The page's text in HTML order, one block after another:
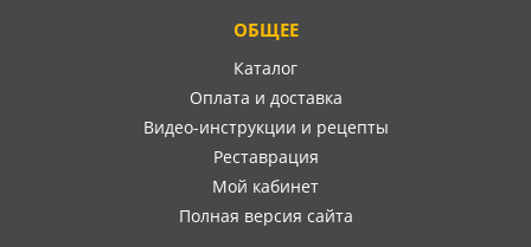
ОБЩЕЕ
Каталог
Оплата и доставка
Видео-инструкции и рецепты
Реставрация
Мой кабинет
Полная версия сайта